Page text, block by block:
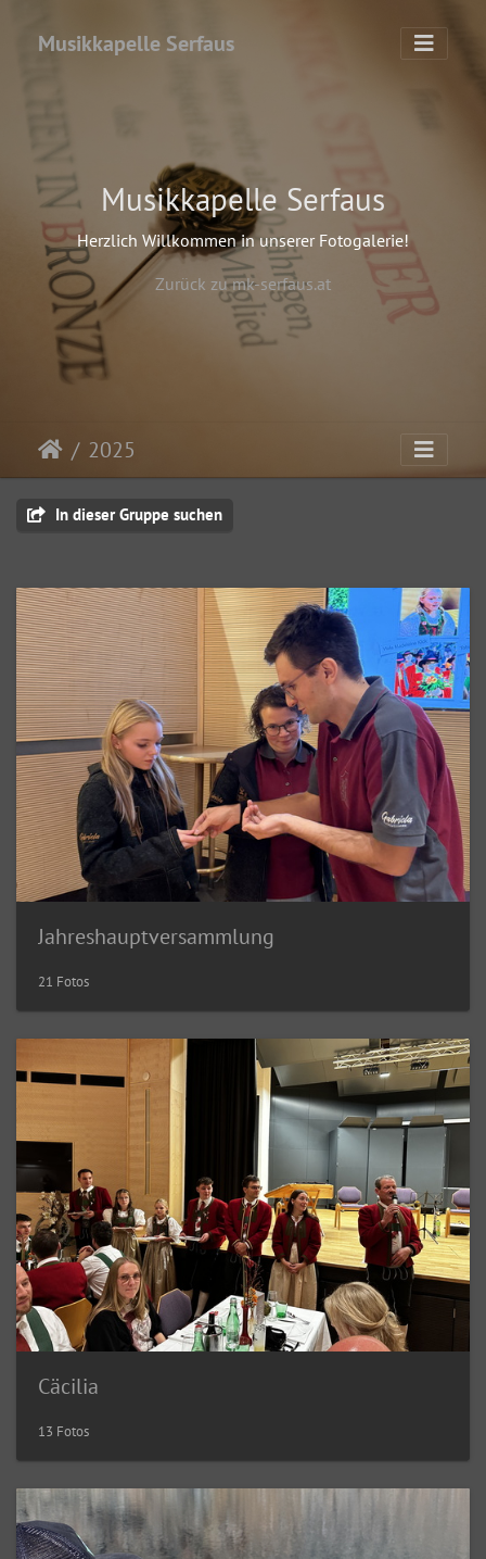
Musikkapelle Serfaus
Musikkapelle Serfaus
Herzlich Willkommen in unserer Fotogalerie!
Zurück zu mk-serfaus.at
2025
In dieser Gruppe suchen
Jahreshauptversammlung
21 Fotos
Cäcilia
13 Fotos